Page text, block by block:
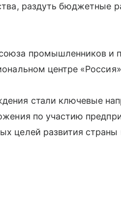
раздуть
промышленников и
центре
стали ключевые
по участию
целей развития